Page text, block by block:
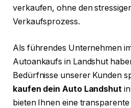
verkaufen, ohne den
Verkaufsprozess.
Als führendes Unternehmen
Autoankaufs in Landshut
Bedürfnisse unserer Kunden
kaufen dein Auto Landshut
bieten Ihnen eine